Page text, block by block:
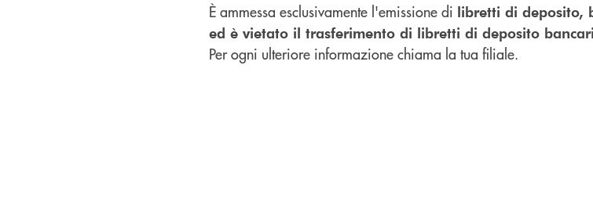
È ammessa esclusivamente l'emissione di libretti di deposito,
ed è vietato il trasferimento di libretti di deposito
Per ogni ulteriore informazione chiama la tua filiale.